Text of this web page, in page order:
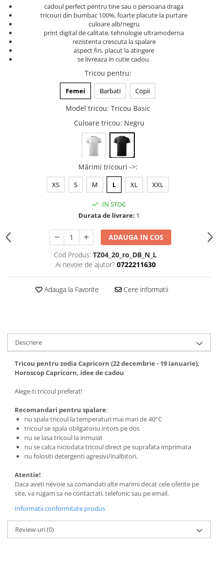
Tricouri music is life
Tricouri sporturi de iarna
Tricouri snowboard
Tricouri ski
Tricouri aniversare
Tricouri cadou 20 ani
Tricouri cadou 30 ani
Tricouri cadou 40 ani
Tricouri motociclisti
Tricouri enduro
Tricouri biciclisti
Tricouri biciclisti MTB
Tricouri biciclisti BMX
Tricouri biciclisti downhill
Tricouri skateboard
Tricouri sport/fitness
cadoul perfect pentru tine sau o persoana draga
tricouri din bumbac 100%, foarte placute la purtare
culoare alb/negru
print digital de calitate, tehnologie ultramoderna
rezistenta crescuta la spalare
aspect fin, placut la atingere
se livreaza in cutie cadou.
Tricou pentru:
Femei Barbati Copii
Model tricou: Tricou Basic
Culoare tricou: Negru
Mărimi tricouri ->:
XS S M L XL XXL
IN STOC
Durata de livrare: 1
ADAUGA IN COS
Cod Produs: TZ04_20_ro_DB_N_L
Ai nevoie de ajutor? 0722211630
Adauga la Favorite Cere informatii
Descriere
Tricou pentru zodia Capricorn (22 decembrie - 19 ianuarie),
Horoscop Capricorn, idee de cadou
Alege-ti tricoul preferat!
Recomandari pentru spalare:
nu spala tricoul la temperaturi mai mari de 40°C
tricoul se spala obligatoriu intors pe dos
nu se lasa tricoul la inmuiat
nu se calca niciodata tricoul direct pe suprafata imprimata
nu folositi detergenti agresivi/inalbitori.
Atentie!
Daca aveti nevoie sa comandati alte marimi decat cele oferite pe
site, va rugam sa ne contactati, telefonic sau pe email.
Informatii conformitate produs
Review-uri(0)